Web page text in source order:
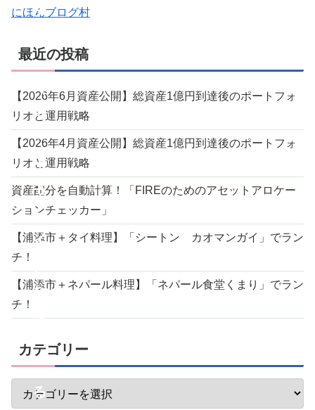
o
i
（
モ
ー
イ
モ
ー
イ
ち
ゃ
ん
ぷ
る
にほんブログ村
最近の投稿
【2026年6月資産公開】総資産1億円到達後のポートフォ
リオと運用戦略
【2026年4月資産公開】総資産1億円到達後のポートフォ
リオと運用戦略
資産配分を自動計算！「FIREのためのアセットアロケー
ションチェッカー」
【浦添市＋タイ料理】「シートン カオマンガイ」でラン
チ！
【浦添市＋ネパール料理】「ネパール食堂くまり」でラン
チ！
カテゴリー